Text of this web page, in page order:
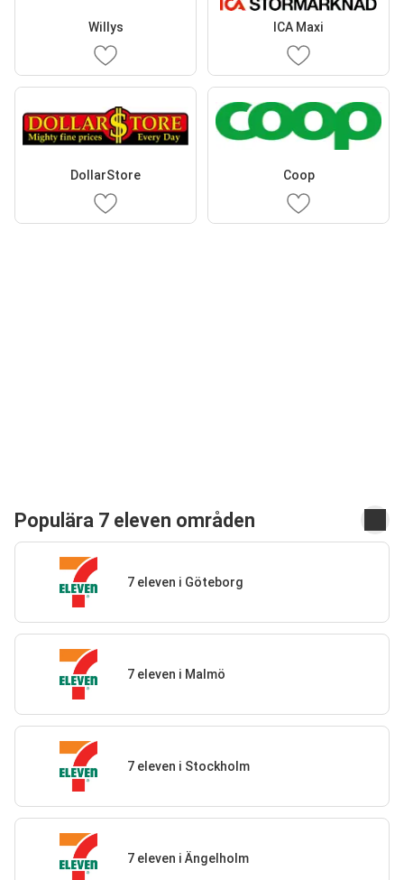
Willys ICA Maxi
DollarStore Coop
Populära 7 eleven områden
7 eleven i Göteborg
7 eleven i Malmö
7 eleven i Stockholm
7 eleven i Ängelholm